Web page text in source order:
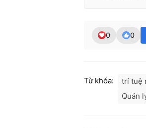
0 0
Từ khóa: trí tuệ
Quản